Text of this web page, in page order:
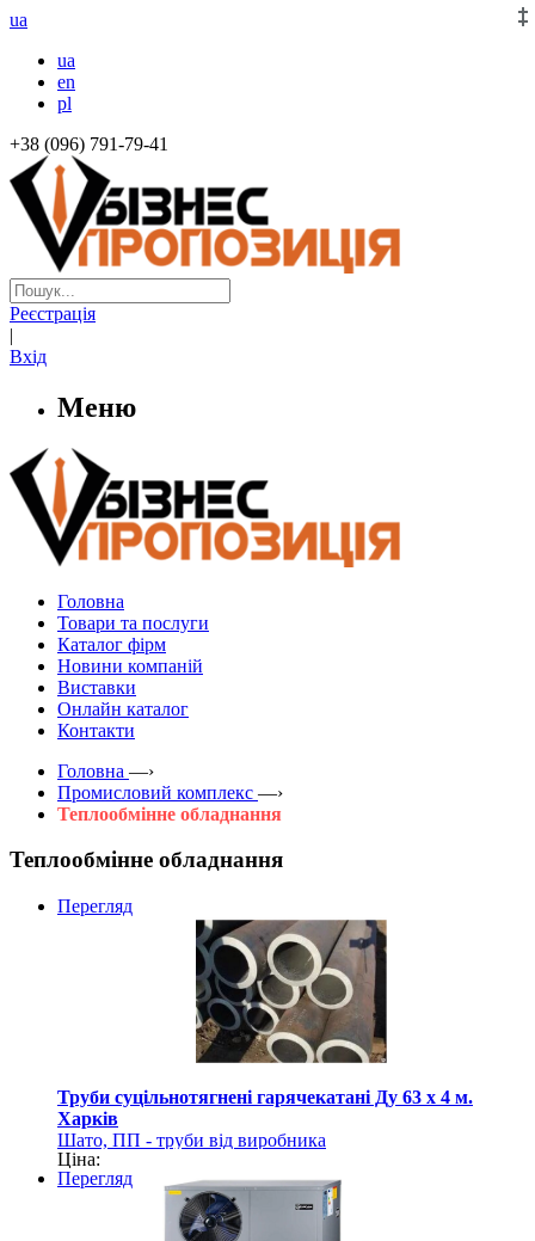
ua
ua
en
pl
+38 (096) 791-79-41
Реєстрація
|
Вхід
Меню
Головна
Товари та послуги
Каталог фірм
Новини компаній
Виставки
Онлайн каталог
Контакти
Головна —›
Промисловий комплекс —›
Теплообмінне обладнання
Теплообмінне обладнання
Перегляд
Труби суцільнотягнені гарячекатані Ду 63 х 4 м.
Харків
Шато, ПП - труби від виробника
Ціна:
Перегляд